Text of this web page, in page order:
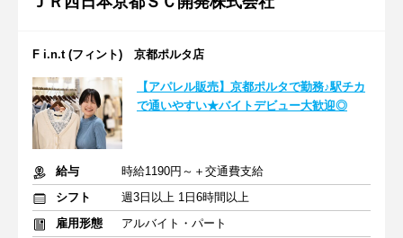
F i.n.t (フィント) 京都ポルタ店
【アパレル販売】京都ポルタで勤務♪駅チカ
で通いやすい★バイトデビュー大歓迎◎
給与
時給1190円～＋交通費支給
シフト
週3日以上 1日6時間以上
雇用形態
アルバイト・パート